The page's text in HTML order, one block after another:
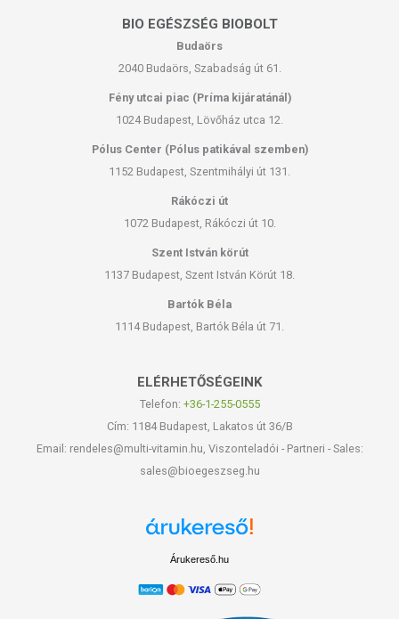
BIO EGÉSZSÉG BIOBOLT
Budaörs
2040 Budaörs, Szabadság út 61.
Fény utcai piac (Príma kijáratánál)
1024 Budapest, Lövőház utca 12.
Pólus Center (Pólus patikával szemben)
1152 Budapest, Szentmihályi út 131.
Rákóczi út
1072 Budapest, Rákóczi út 10.
Szent István körút
1137 Budapest, Szent István Körút 18.
Bartók Béla
1114 Budapest, Bartók Béla út 71.
ELÉRHETŐSÉGEINK
Telefon: +36-1-255-0555
Cím: 1184 Budapest, Lakatos út 36/B
Email: rendeles@multi-vitamin.hu, Viszonteladói - Partneri - Sales:
sales@bioegeszseg.hu
Árukereső.hu